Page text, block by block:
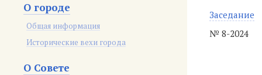
О городе
Общая информация
Исторические вехи города
О Совете
Заседание
№ 8-2024